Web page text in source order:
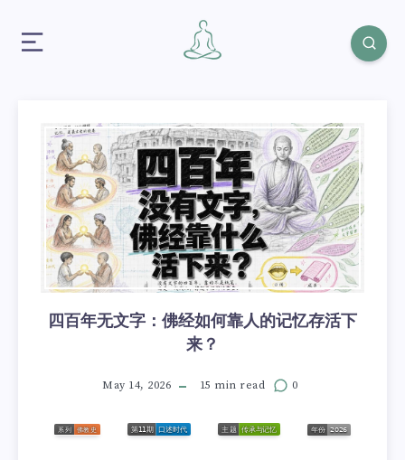
四百年无文字：佛经如何靠人的记忆存活下
来？
May 14, 2026 15 min read 0